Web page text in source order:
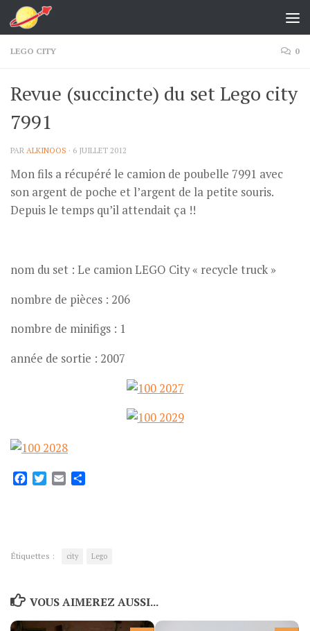
Skip to content
LEGO CITY 0
Revue (succincte) du set Lego city
7991
PAR ALKINOOS · 6 JUILLET 2012
Mon fils a récupéré le camion de poubelle 7991 avec
son argent de poche et l’argent de la petite souris.
Depuis le temps qu’il attendait ça !!
nom du set : Le camion LEGO City « recycle truck »
nombre de pièces : 206
nombre de minifigs : 1
année de sortie : 2007
Facebook
Twitter
Email
Étiquettes : city Lego
VOUS AIMEREZ AUSSI...